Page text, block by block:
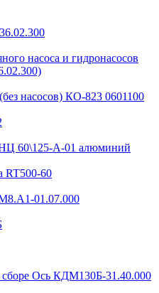
насоса и гидронасосов
насосов) КО-823 0601100
60\125-А-01 алюминий
RT500-60
01.07.000
сборе Ось КДМ130Б-31.40.000